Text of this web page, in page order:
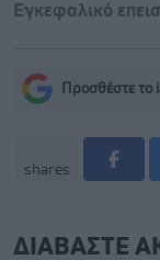
Εγκεφαλικό
Προσθέστε
shares
ΔΙΑΒΑΣΤΕ